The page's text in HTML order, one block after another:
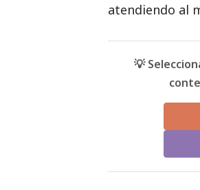
atendiendo al
💡